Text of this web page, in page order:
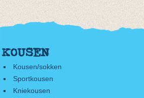
KOUSEN
Kousen/sokken
Sportkousen
Kniekousen